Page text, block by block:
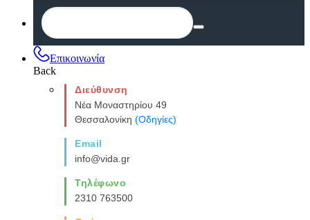
Επικοινωνία
Back
Διεύθυνση
Νέα Μοναστηρίου 49
Θεσσαλονίκη (Οδηγίες)
Email
info@vida.gr
Τηλέφωνο
2310 763500